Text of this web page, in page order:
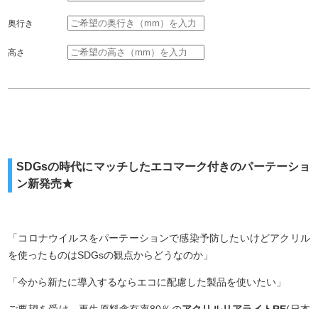
奥行き
高さ
SDGsの時代にマッチしたエコマーク付きのパーテーショ
ン新発売★
「コロナウイルスをパーテーションで感染予防したいけどアクリル
を使ったものはSDGsの観点からどうなのか」
「今から新たに導入するならエコに配慮した製品を使いたい」